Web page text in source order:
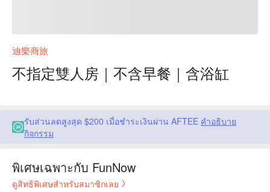
迪樂商旅
不指定雙人房｜不含早餐｜含浴缸
รับส่วนลดสูงสุด $200 เมื่อชำระเงินผ่าน AFTEE คำอธิบาย
กิจกรรม
พิเศษเฉพาะกับ FunNow
ดูสิทธิพิเศษสำหรับสมาชิกเลย